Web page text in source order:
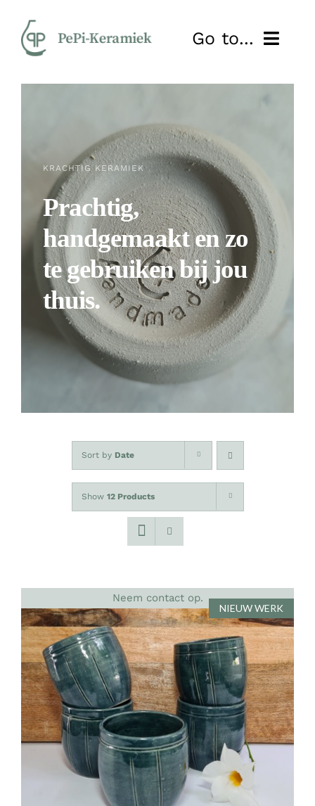
naar
inhoud
Go to...
OVER MIJ
NIEUWS
SHOP
WORKSHOP
LESSEN
CONTACT
0 items
KRACHTIG KERAMIEK
Prachtig,
handgemaakt en zo
te gebruiken bij jou
thuis.
Sort by Date
Show 12 Products
Neem contact op.
NIEUW WERK